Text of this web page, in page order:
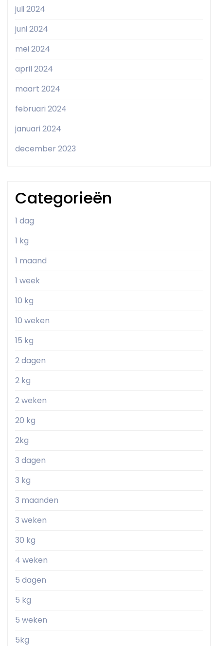
juli 2024
juni 2024
mei 2024
april 2024
maart 2024
februari 2024
januari 2024
december 2023
Categorieën
1 dag
1 kg
1 maand
1 week
10 kg
10 weken
15 kg
2 dagen
2 kg
2 weken
20 kg
2kg
3 dagen
3 kg
3 maanden
3 weken
30 kg
4 weken
5 dagen
5 kg
5 weken
5kg